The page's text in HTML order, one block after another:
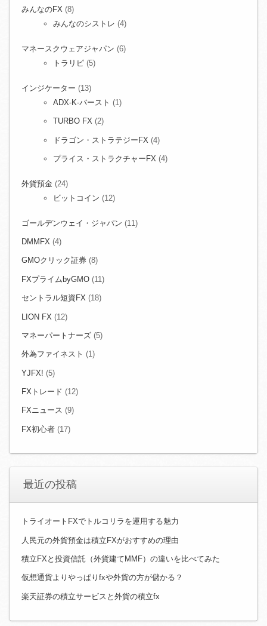
みんなのFX (8)
みんなのシストレ (4)
マネースクウェアジャパン (6)
トラリピ (5)
インジケーター (13)
ADX-K-バースト (1)
TURBO FX (2)
ドラゴン・ストラテジーFX (4)
プライス・ストラクチャーFX (4)
外貨預金 (24)
ビットコイン (12)
ゴールデンウェイ・ジャパン (11)
DMMFX (4)
GMOクリック証券 (8)
FXプライムbyGMO (11)
セントラル短資FX (18)
LION FX (12)
マネーパートナーズ (5)
外為ファイネスト (1)
YJFX! (5)
FXトレード (12)
FXニュース (9)
FX初心者 (17)
最近の投稿
トライオートFXでトルコリラを運用する魅力
人民元の外貨預金は積立FXがおすすめの理由
積立FXと投資信託（外貨建てMMF）の違いを比べてみた
仮想通貨よりやっぱりfxや外貨の方が儲かる？
楽天証券の積立サービスと外貨の積立fx